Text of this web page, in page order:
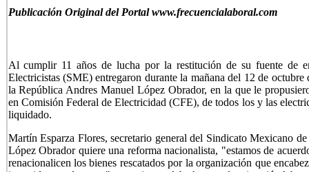
Publicación Original del Portal www.frecuencialaboral.com
Al cumplir 11 años de lucha por la restitución de su fuente de
Electricistas (SME) entregaron durante la mañana del 12 de
la República Andres Manuel López Obrador, en la que le
en Comisión Federal de Electricidad (CFE), de todos los y las
liquidado.
Martín Esparza Flores, secretario general del Sindicato Mexicano
López Obrador quiere una reforma nacionalista, "estamos de
renacionalicen los bienes rescatados por la organización que